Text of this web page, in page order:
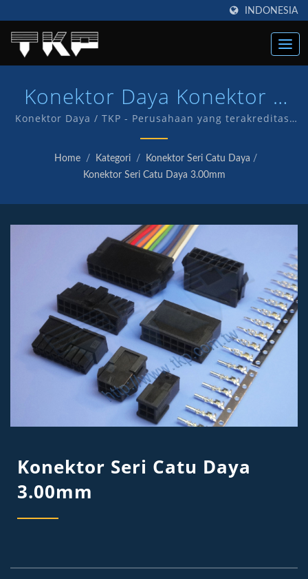
INDONESIA
Konektor Daya Konektor |
Pabrikan Konektor
Komputer Arus Tinggi | TKP
Konektor Daya / TKP - Perusahaan yang terakreditasi
ISO 9001 dan IATF16949 yang menunjukkan komitmen
kami untuk memberikan layanan dan produk
berkualitas kepada pelanggan. Kami memiliki R&D
dan manufaktur in-house untuk produk kami sendiri
dengan merek TKP.
Home / Kategori / Konektor Seri Catu Daya /
Konektor Seri Catu Daya 3.00mm
Konektor Seri Catu Daya
3.00mm